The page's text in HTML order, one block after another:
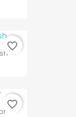
favorite_border
favorite_border